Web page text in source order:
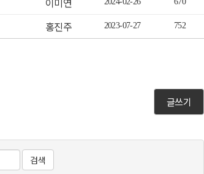
홍진주 2023-07-27 752
글쓰기
검색